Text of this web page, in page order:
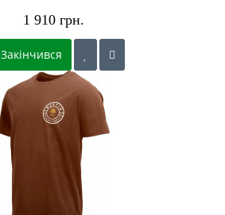
1 910 грн.
Закінчився